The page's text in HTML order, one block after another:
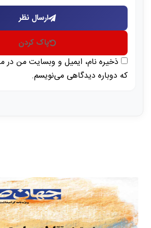
ارسال نظر
پاک کردن
ذخیره نام، ایمیل و وبسایت من در
که دوباره دیدگاهی می‌نویسم.